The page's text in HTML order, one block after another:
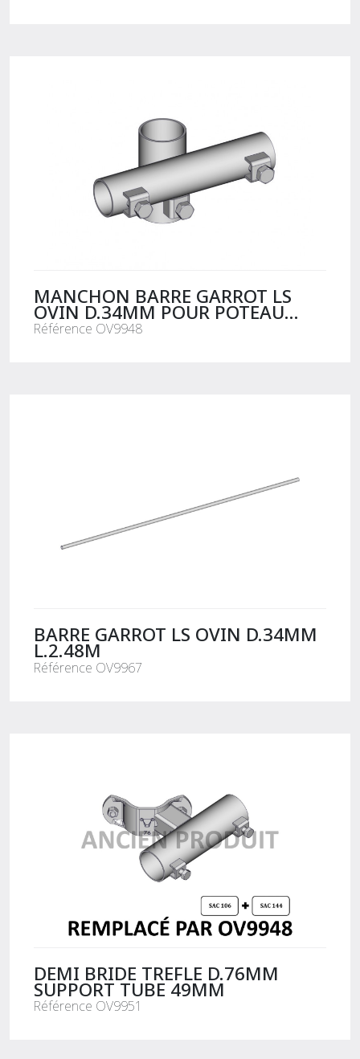
MANCHON BARRE GARROT LS
OVIN D.34MM POUR POTEAU
D.42MM
Référence OV9948
BARRE GARROT LS OVIN D.34MM
L.2.48M
Référence OV9967
DEMI BRIDE TREFLE D.76MM
SUPPORT TUBE 49MM
Référence OV9951